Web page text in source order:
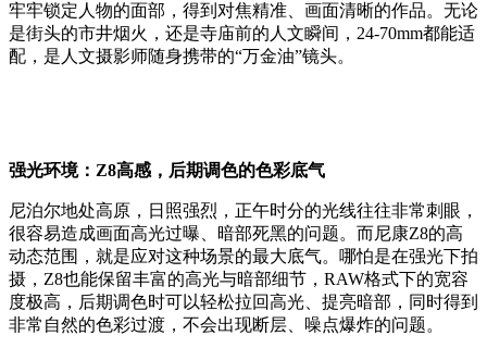
牢牢锁定人物的面部，得到对焦精准、画面清晰的作品。无论
是街头的市井烟火，还是寺庙前的人文瞬间，24-70mm都能适
配，是人文摄影师随身携带的“万金油”镜头。
强光环境：Z8高感，后期调色的色彩底气
尼泊尔地处高原，日照强烈，正午时分的光线往往非常刺眼，
很容易造成画面高光过曝、暗部死黑的问题。而尼康Z8的高
动态范围，就是应对这种场景的最大底气。哪怕是在强光下拍
摄，Z8也能保留丰富的高光与暗部细节，RAW格式下的宽容
度极高，后期调色时可以轻松拉回高光、提亮暗部，同时得到
非常自然的色彩过渡，不会出现断层、噪点爆炸的问题。